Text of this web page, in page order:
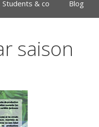
Students & co Blog
saison